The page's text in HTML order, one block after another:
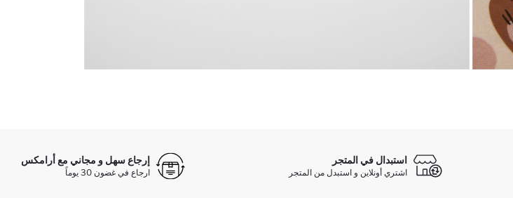
استبدال في المتجر
اشتري أونلاين و استبدل من المتجر
إرجاع سهل و مجاني مع أرامكس
ارجاع في غضون 30 يوماً